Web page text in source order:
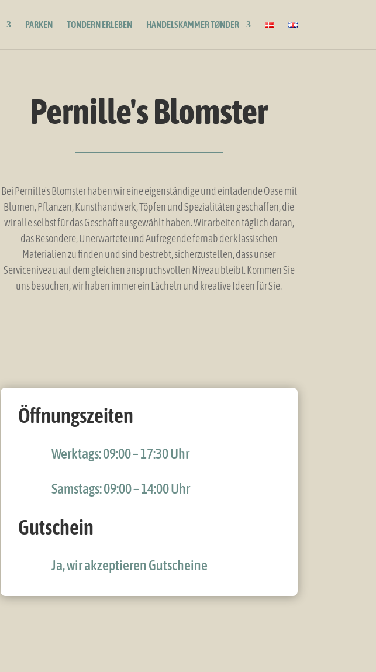
PARKEN TONDERN ERLEBEN HANDELSKAMMER TØNDER
Pernille's Blomster
Bei Pernille's Blomster haben wir eine eigenständige und einladende Oase mit
Blumen, Pflanzen, Kunsthandwerk, Töpfen und Spezialitäten geschaffen, die
wir alle selbst für das Geschäft ausgewählt haben. Wir arbeiten täglich daran,
das Besondere, Unerwartete und Aufregende fernab der klassischen
Materialien zu finden und sind bestrebt, sicherzustellen, dass unser
Serviceniveau auf dem gleichen anspruchsvollen Niveau bleibt. Kommen Sie
uns besuchen, wir haben immer ein Lächeln und kreative Ideen für Sie.
Öffnungszeiten
Werktags: 09:00 – 17:30 Uhr
Samstags: 09:00 – 14:00 Uhr
Gutschein
Ja, wir akzeptieren Gutscheine